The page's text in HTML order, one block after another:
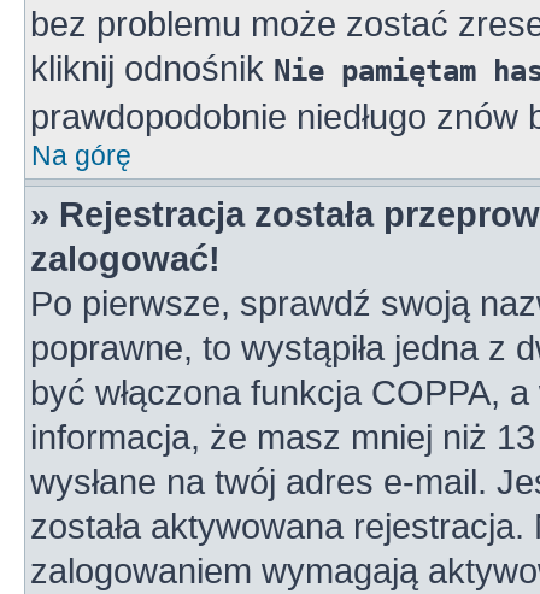
bez problemu może zostać
kliknij odnośnik Nie pamiętam
prawdopodobnie niedługo
Na górę
» Rejestracja została
zalogować!
Po pierwsze, sprawdź swoją
poprawne, to wystąpiła jedna z
być włączona funkcja COPPA,
informacja, że masz mniej niż
wysłane na twój adres e-mail.
została aktywowana
zalogowaniem wymagają